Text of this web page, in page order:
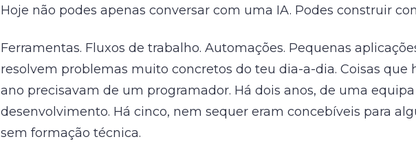
Hoje não podes apenas conversar com uma IA. Podes construir
Ferramentas. Fluxos de trabalho. Automações. Pequenas
resolvem problemas muito concretos do teu dia-a-dia. Coisas que
ano precisavam de um programador. Há dois anos, de uma
desenvolvimento. Há cinco, nem sequer eram concebíveis para
sem formação técnica.